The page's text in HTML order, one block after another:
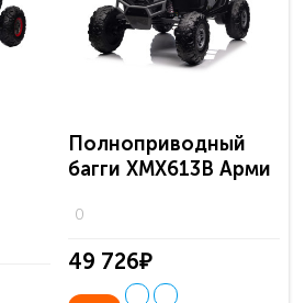
Полноприводный
багги ХМХ613В Арми
0
49 726₽